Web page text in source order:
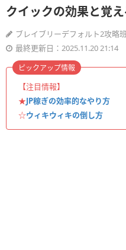
クイックの効果と覚え
ブレイブリーデフォルト2攻略班
最終更新日：2025.11.20 21:14
【注目情報】
★JP稼ぎの効率的なやり方
☆ウィキウィキの倒し方
ピックアップ情報